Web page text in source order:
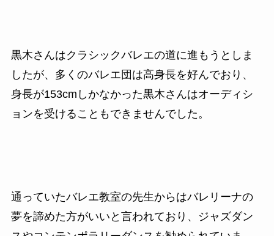
黒木さんはクラシックバレエの道に進もうとしま
したが、多くのバレエ団は高身長を好んでおり、
身長が153cmしかなかった黒木さんはオーディシ
ョンを受けることもできませんでした。
通っていたバレエ教室の先生からはバレリーナの
夢を諦めた方がいいと言われており、ジャズダン